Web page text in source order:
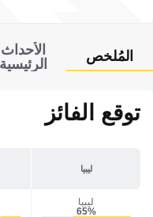
المُلخص
الأحداث
الرئيسية
توقع الفائز
ليبيا
ليبيا
65‎%‎